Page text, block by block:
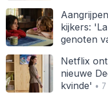
kijkers:
genoten
Netflix
nieuwe
kvinde' •